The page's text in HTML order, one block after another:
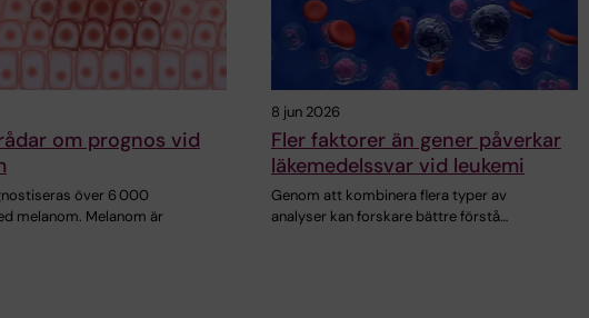
om prognos vid
över 6 000
melanom. Melanom är
8 jun 2026
Fler faktorer än gener påverkar
läkemedelssvar vid leukemi
Genom att kombinera flera typer av
analyser kan forskare bättre förstå…